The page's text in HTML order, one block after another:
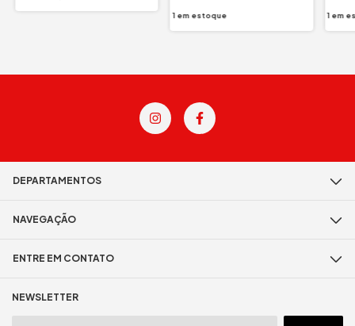
1 em estoque 1 em
DEPARTAMENTOS
NAVEGAÇÃO
ENTRE EM CONTATO
NEWSLETTER